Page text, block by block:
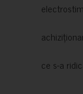
ce s-a